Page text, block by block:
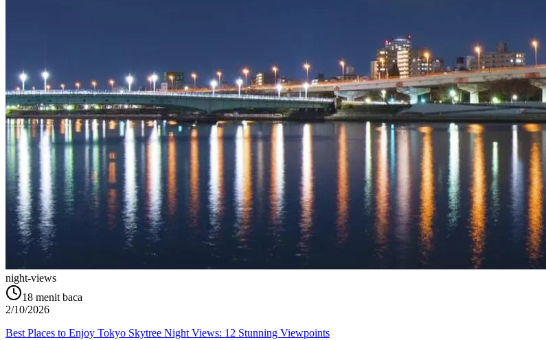
night-views
18 menit baca
2/10/2026
Best Places to Enjoy Tokyo Skytree Night Views: 12 Stunning Viewpoints